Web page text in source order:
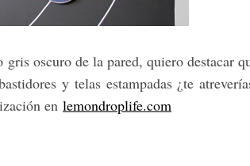
oscuro de la pared, quiero destacar
y telas estampadas ¿te
en lemondroplife.com